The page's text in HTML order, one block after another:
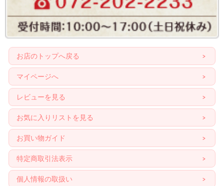
お店のトップへ戻る
マイページへ
レビューを見る
お気に入りリストを見る
お買い物ガイド
特定商取引法表示
個人情報の取扱い